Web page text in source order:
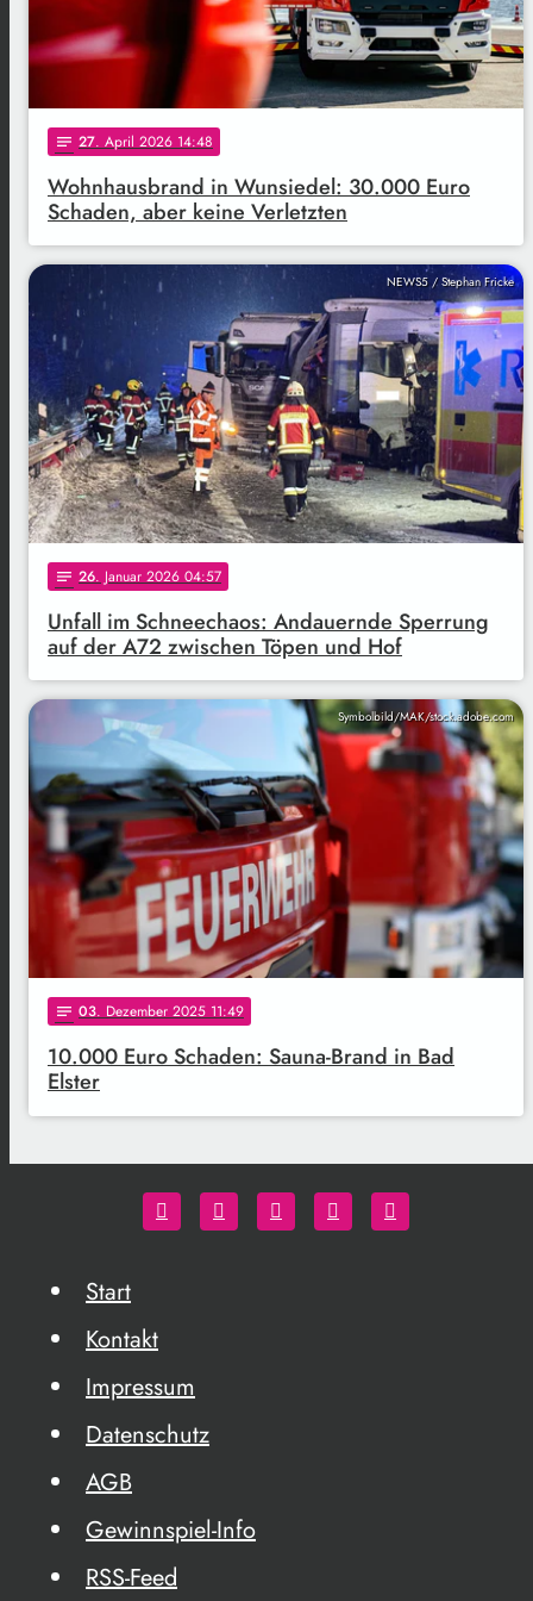
notes 27. April 2026 14:48
Wohnhausbrand in Wunsiedel: 30.000 Euro
Schaden, aber keine Verletzten
NEWS5 / Stephan Fricke
notes 26. Januar 2026 04:57
Unfall im Schneechaos: Andauernde Sperrung
auf der A72 zwischen Töpen und Hof
Symbolbild/MAK/stock.adobe.com
notes 03. Dezember 2025 11:49
10.000 Euro Schaden: Sauna-Brand in Bad
Elster
Start
Kontakt
Impressum
Datenschutz
AGB
Gewinnspiel-Info
RSS-Feed